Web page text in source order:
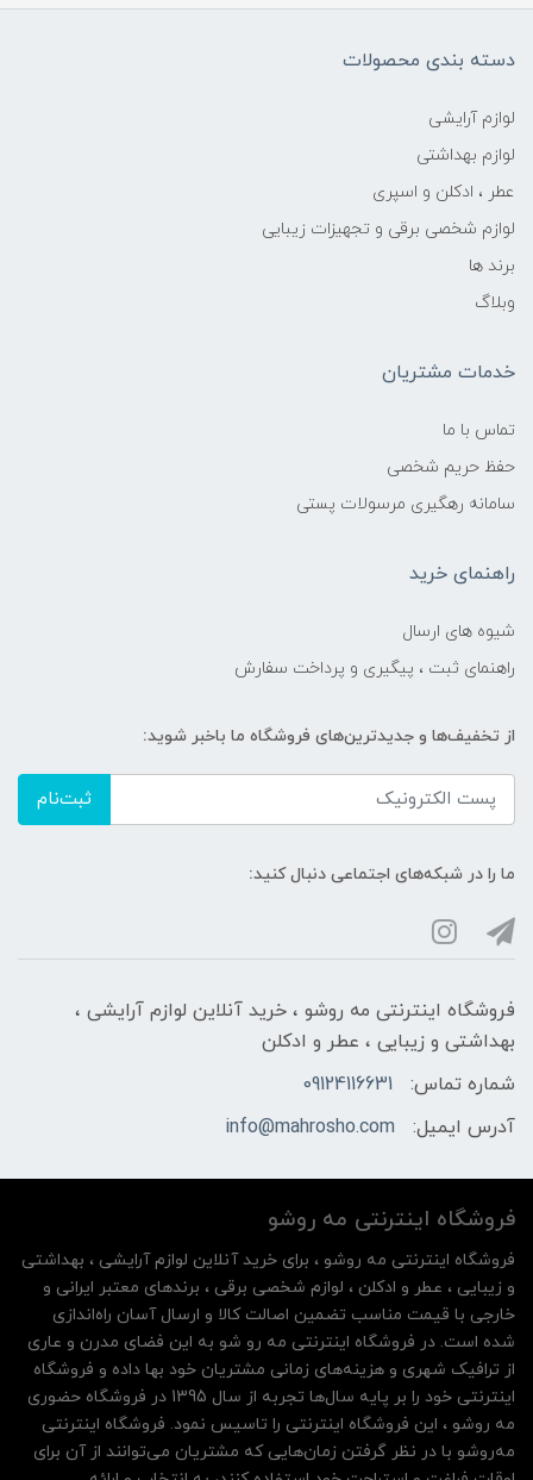
دسته بندی محصولات
لوازم آرایشی
لوازم بهداشتی
عطر ، ادکلن و اسپری
لوازم شخصی برقی و تجهیزات زیبایی
برند ها
وبلاگ
خدمات مشتریان
تماس با ما
حفظ حریم شخصی
سامانه رهگیری مرسولات پستی
راهنمای خرید
شیوه های ارسال
راهنمای ثبت ، پیگیری و پرداخت سفارش
از تخفیف‌ها و جدیدترین‌های فروشگاه ما باخبر شوید:
ثبت‌نام
ما را در شبکه‌های اجتماعی دنبال کنید:
فروشگاه اینترنتی مه‌ رو‌شو ، خرید آنلاین لوازم آرایشی ،
بهداشتی و زیبایی ، عطر و ادکلن
شماره تماس:
09124116631
آدرس ایمیل:
info@mahrosho.com
فروشگاه اینترنتی مه‌ رو‌شو
فروشگاه اینترنتی مه‌ رو‌شو ، برای خرید آنلاین لوازم آرایشی ، بهداشتی
و زیبایی ، عطر و ادکلن ، لوازم شخصی برقی ، برندهای معتبر ایرانی و
خارجی با قیمت مناسب تضمین اصالت کالا و ارسال آسان راه‌اندازی
شده است. در فروشگاه اینترنتی مه رو شو به این فضای مدرن و عاری
از ترافیک شهری و هزینه‌های زمانی مشتریان خود بها داده و فروشگاه
اینترنتی خود را بر پایه سال‌ها تجربه از سال 1395 در فروشگاه حضوری
مه روشو ، این فروشگاه اینترنتی را تاسیس نمود. فروشگاه اینترنتی
مه‌رو‌شو با در نظر گرفتن زمان‌هایی که مشتریان می‌توانند از آن‌ برای